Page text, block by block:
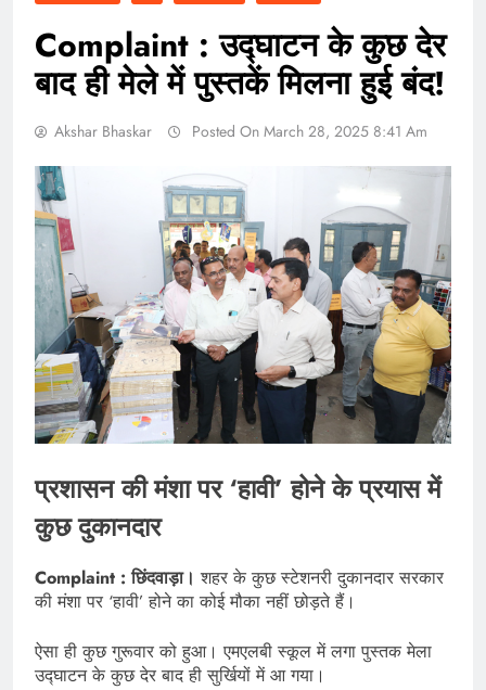
Complaint : उद्घाटन के कुछ देर
बाद ही मेले में पुस्तकें मिलना हुई बंद!
Akshar Bhaskar Posted On March 28, 2025 8:41 Am
प्रशासन की मंशा पर ‘हावी’ होने के प्रयास में
कुछ दुकानदार
Complaint : छिंदवाड़ा। शहर के कुछ स्टेशनरी दुकानदार सरकार
की मंशा पर ‘हावी’ होने का कोई मौका नहीं छोड़ते हैं।
ऐसा ही कुछ गुरूवार को हुआ। एमएलबी स्कूल में लगा पुस्तक मेला
उद्घाटन के कुछ देर बाद ही सुर्खियों में आ गया।